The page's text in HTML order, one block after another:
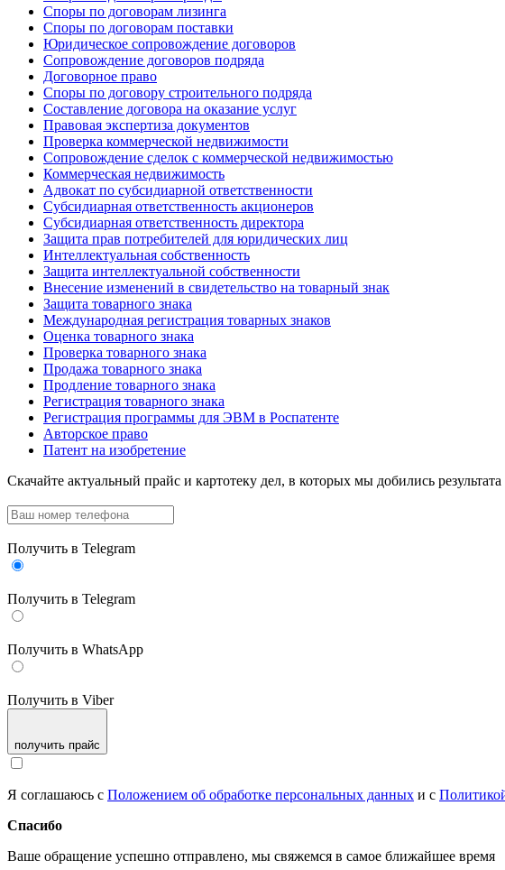
Споры по договорам лизинга
Споры по договорам поставки
Юридическое сопровождение договоров
Сопровождение договоров подряда
Договорное право
Споры по договору строительного подряда
Составление договора на оказание услуг
Правовая экспертиза документов
Проверка коммерческой недвижимости
Сопровождение сделок с коммерческой недвижимостью
Коммерческая недвижимость
Адвокат по субсидиарной ответственности
Субсидиарная ответственность акционеров
Субсидиарная ответственность директора
Защита прав потребителей для юридических лиц
Интеллектуальная собственность
Защита интеллектуальной собственности
Внесение изменений в свидетельство на товарный знак
Защита товарного знака
Международная регистрация товарных знаков
Оценка товарного знака
Проверка товарного знака
Продажа товарного знака
Продление товарного знака
Регистрация товарного знака
Регистрация программы для ЭВМ в Роспатенте
Авторское право
Патент на изобретение
Скачайте актуальный прайс и картотеку дел, в которых мы добились результата
Получить в Telegram
Получить в Telegram
Получить в WhatsApp
Получить в Viber
получить прайс
Я соглашаюсь с Положением об обработке персональных данных и с
Спасибо
Ваше обращение успешно отправлено, мы свяжемся в самое ближайшее время